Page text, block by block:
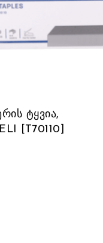
ტყვია,
[T70110]